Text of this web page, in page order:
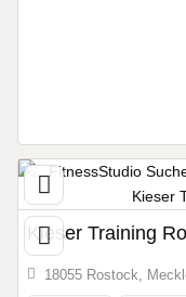
Kieser Training
18055 Rostock,